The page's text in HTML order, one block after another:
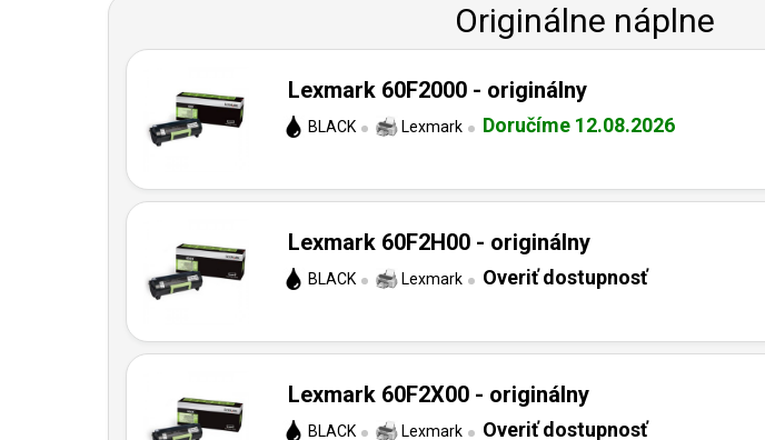
Originálne náplne
Lexmark 60F2000 - originálny
BLACK Lexmark Doručíme 12.08.2026
Lexmark 60F2H00 - originálny
BLACK Lexmark Overiť dostupnosť
Lexmark 60F2X00 - originálny
BLACK Lexmark Overiť dostupnosť